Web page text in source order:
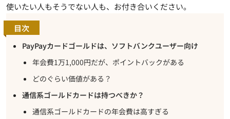
使いたい人もそうでない人も、お付き合いください。
目次
PayPayカードゴールドは、ソフトバンクユーザー向け
年会費1万1,000円だが、ポイントバックがある
どのぐらい価値がある？
通信系ゴールドカードは持つべきか？
通信系ゴールドカードの年会費は高すぎる